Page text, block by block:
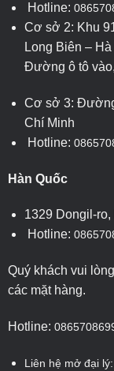
Hotline:
Cơ sở 2: Khu
Long Biên –
Đường ô tô
Cơ sở 3:
Chí Minh
Hotline:
Hàn Quốc
1329 Dongil-
Hotline:
Quý khách vui
các mặt hàng.
Hotline:
Liên hệ mở đại